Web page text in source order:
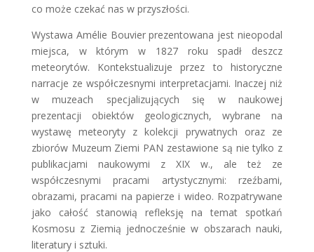
co może czekać nas w przyszłości.
Wystawa Amélie Bouvier prezentowana jest nieopodal
miejsca, w którym w 1827 roku spadł deszcz
meteorytów. Kontekstualizuje przez to historyczne
narracje ze współczesnymi interpretacjami. Inaczej niż
w muzeach specjalizujących się w naukowej
prezentacji obiektów geologicznych, wybrane na
wystawę meteoryty z kolekcji prywatnych oraz ze
zbiorów Muzeum Ziemi PAN zestawione są nie tylko z
publikacjami naukowymi z XIX w., ale też ze
współczesnymi pracami artystycznymi: rzeźbami,
obrazami, pracami na papierze i wideo. Rozpatrywane
jako całość stanowią refleksję na temat spotkań
Kosmosu z Ziemią jednocześnie w obszarach nauki,
literatury i sztuki.